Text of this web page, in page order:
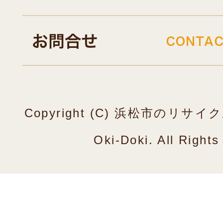
Copyright (C) 浜松市のリサイ
Oki-Doki. All Rights